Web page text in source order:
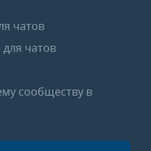
чатов
для чатов
сообществу в